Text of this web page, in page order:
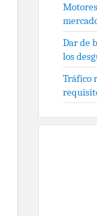
Dar de
los
Tráfico